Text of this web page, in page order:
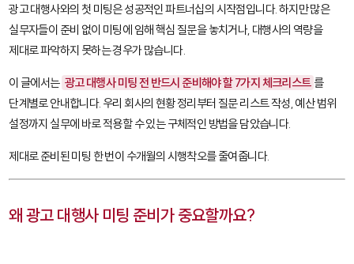
광고 대행사와의 첫 미팅은 성공적인 파트너십의 시작점입니다. 하지만 많은
실무자들이 준비 없이 미팅에 임해 핵심 질문을 놓치거나, 대행사의 역량을
제대로 파악하지 못하는 경우가 많습니다.
이 글에서는 광고 대행사 미팅 전 반드시 준비해야 할 7가지 체크리스트 를
단계별로 안내합니다. 우리 회사의 현황 정리부터 질문 리스트 작성, 예산 범위
설정까지 실무에 바로 적용할 수 있는 구체적인 방법을 담았습니다.
제대로 준비된 미팅 한 번이 수개월의 시행착오를 줄여줍니다.
왜 광고 대행사 미팅 준비가 중요할까요?